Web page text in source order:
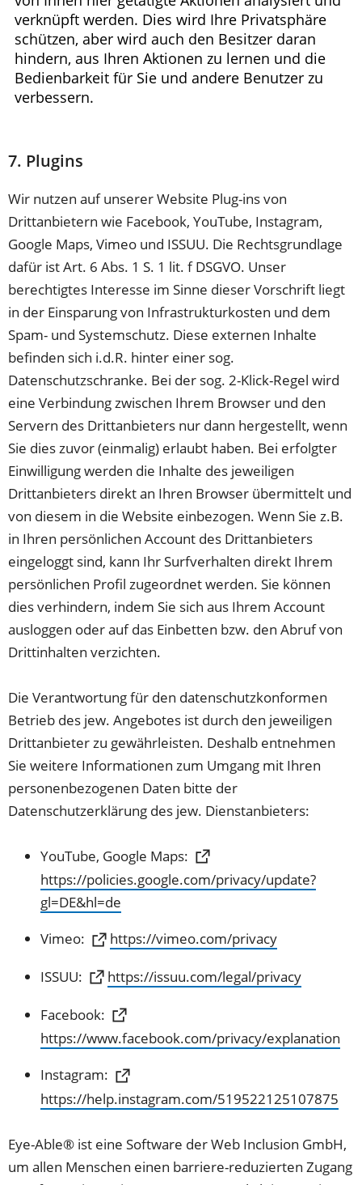
7. Plugins
Wir nutzen auf unserer Website Plug-ins von
Drittanbietern wie Facebook, YouTube, Instagram,
Google Maps, Vimeo und ISSUU. Die Rechtsgrundlage
dafür ist Art. 6 Abs. 1 S. 1 lit. f DSGVO. Unser
berechtigtes Interesse im Sinne dieser Vorschrift liegt
in der Einsparung von Infrastrukturkosten und dem
Spam- und Systemschutz. Diese externen Inhalte
befinden sich i.d.R. hinter einer sog.
Datenschutzschranke. Bei der sog. 2-Klick-Regel wird
eine Verbindung zwischen Ihrem Browser und den
Servern des Drittanbieters nur dann hergestellt, wenn
Sie dies zuvor (einmalig) erlaubt haben. Bei erfolgter
Einwilligung werden die Inhalte des jeweiligen
Drittanbieters direkt an Ihren Browser übermittelt und
von diesem in die Website einbezogen. Wenn Sie z.B.
in Ihren persönlichen Account des Drittanbieters
eingeloggt sind, kann Ihr Surfverhalten direkt Ihrem
persönlichen Profil zugeordnet werden. Sie können
dies verhindern, indem Sie sich aus Ihrem Account
ausloggen oder auf das Einbetten bzw. den Abruf von
Drittinhalten verzichten.
Die Verantwortung für den datenschutzkonformen
Betrieb des jew. Angebotes ist durch den jeweiligen
Drittanbieter zu gewährleisten. Deshalb entnehmen
Sie weitere Informationen zum Umgang mit Ihren
personenbezogenen Daten bitte der
Datenschutzerklärung des jew. Dienstanbieters:
YouTube, Google Maps:
https://policies.google.com/privacy/update?
gl=DE&hl=de
(Öffnet
einem
neuen
Vimeo: https://vimeo.com/privacy
(Öffnet
einem
neuen
ISSUU: https://issuu.com/legal/privacy
(Öffnet
einem
neuen
Facebook:
https://www.facebook.com/privacy/explanation
(Öffnet
einem
neuen
Instagram:
https://help.instagram.com/519522125107875
(Öffnet
einem
neuen
Eye-Able® ist eine Software der Web Inclusion GmbH,
um allen Menschen einen barriere-reduzierten Zugang